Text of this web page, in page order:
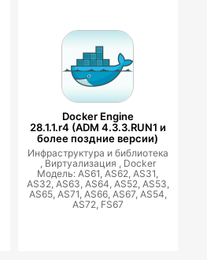
Docker Engine
28.1.1.r4 (ADM 4.3.3.RUN1 и
более поздние версии)
Инфраструктура и библиотека
, Виртуализация , Docker
Модель: AS61, AS62, AS31,
AS32, AS63, AS64, AS52, AS53,
AS65, AS71, AS66, AS67, AS54,
AS72, FS67